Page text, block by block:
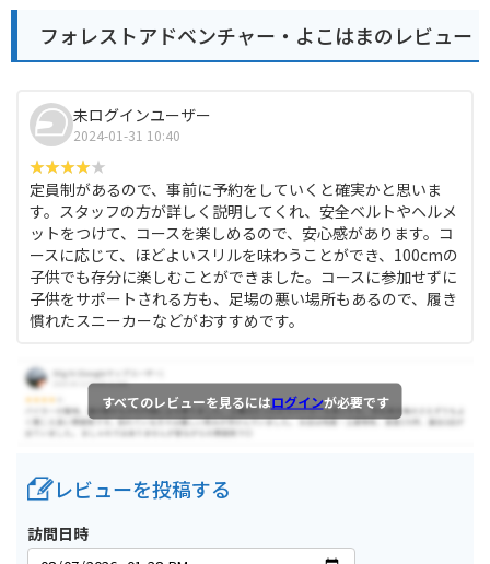
フォレストアドベンチャー・よこはまのレビュー
未ログインユーザー
2024-01-31 10:40
定員制があるので、事前に予約をしていくと確実かと思いま
す。スタッフの方が詳しく説明してくれ、安全ベルトやヘルメ
ットをつけて、コースを楽しめるので、安心感があります。コ
ースに応じて、ほどよいスリルを味わうことができ、100cmの
子供でも存分に楽しむことができました。コースに参加せずに
子供をサポートされる方も、足場の悪い場所もあるので、履き
慣れたスニーカーなどがおすすめです。
すべてのレビューを見るにはログインが必要です
レビューを投稿する
訪問日時